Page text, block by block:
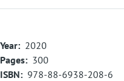
Year
2020
Pages
300
ISBN
978-88-6938-208-6